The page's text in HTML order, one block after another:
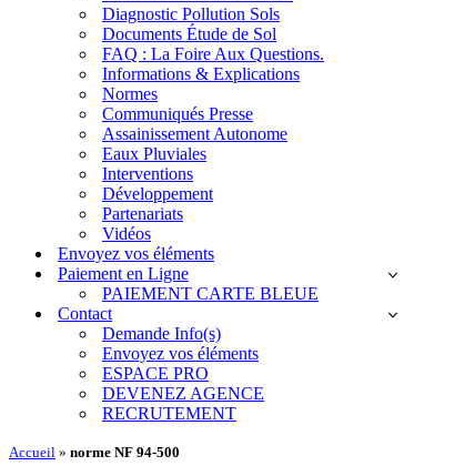
Diagnostic Pollution Sols
Documents Étude de Sol
FAQ : La Foire Aux Questions.
Informations & Explications
Normes
Communiqués Presse
Assainissement Autonome
Eaux Pluviales
Interventions
Développement
Partenariats
Vidéos
Envoyez vos éléments
Paiement en Ligne
PAIEMENT CARTE BLEUE
Contact
Demande Info(s)
Envoyez vos éléments
ESPACE PRO
DEVENEZ AGENCE
RECRUTEMENT
Accueil » norme NF 94-500